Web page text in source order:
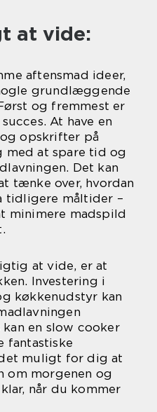
at vide:
aftensmad ideer,
grundlæggende
og fremmest er
At have en
opskrifter på
at spare tid og
Det kan
tænke over, hvordan
tidligere måltider –
minimere madspild
at vide, er at
Investering i
køkkenudstyr kan
kan en slow cooker
fantastiske
muligt for dig at
om morgenen og
når du kommer